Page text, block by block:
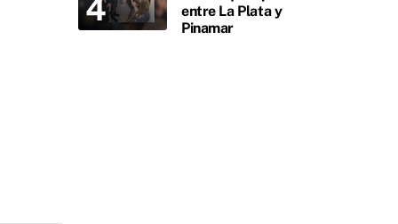
entre La Plata y
Pinamar